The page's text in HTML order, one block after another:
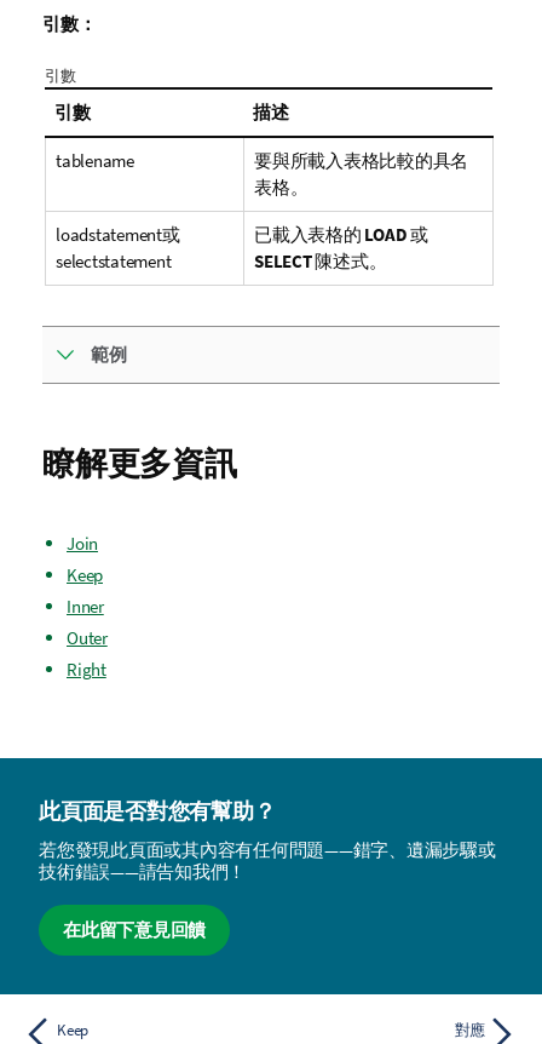
引數：
引數
引數 描述
tablename
要與所載入表格比較的具名
表格。
loadstatement或
selectstatement
已載入表格的 LOAD或
SELECT陳述式。
範例
瞭解更多資訊
Join
Keep
Inner
Outer
Right
此頁面是否對您有幫助？
若您發現此頁面或其內容有任何問題——錯字、遺漏步驟或
技術錯誤——請告知我們！
在此留下意見回饋
Keep 對應